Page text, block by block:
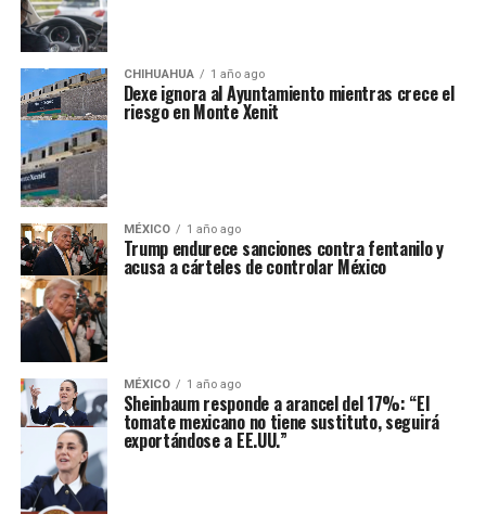
CHIHUAHUA 1 año ago
Dexe ignora al Ayuntamiento mientras crece el
riesgo en Monte Xenit
MÉXICO 1 año ago
Trump endurece sanciones contra fentanilo y
acusa a cárteles de controlar México
MÉXICO 1 año ago
Sheinbaum responde a arancel del 17%: “El
tomate mexicano no tiene sustituto, seguirá
exportándose a EE.UU.”